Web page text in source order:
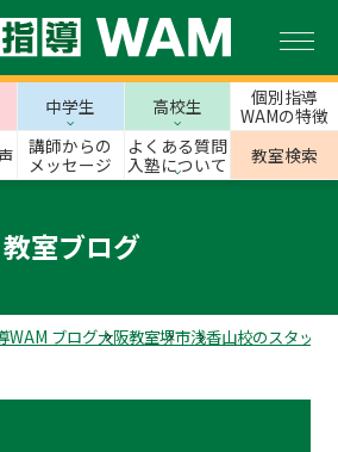
中学生 高校生
個別指導
WAMの特徴
講師からの
メッセージ
よくある質問
入塾について
教室検索
教室ブログ
WAM ブログ大阪教室堺市浅香山校のスタッフ